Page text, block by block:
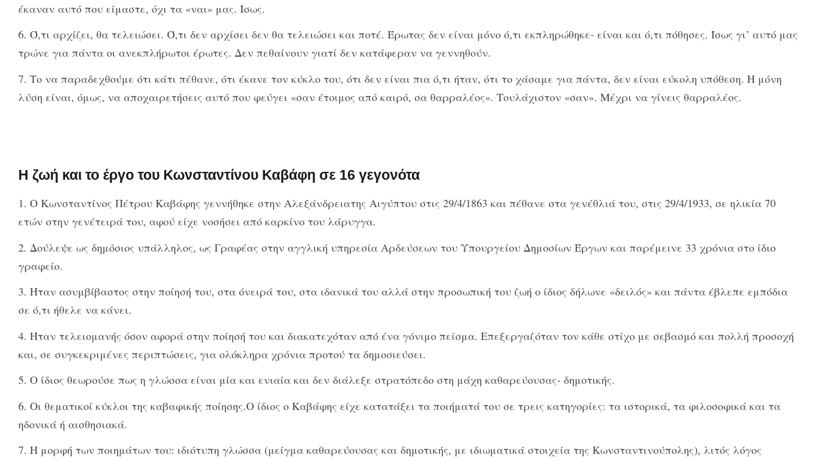
έκαναν αυτό που είμαστε, όχι τα «ναι» μας. Ίσως.
6. Ό,τι αρχίζει, θα τελειώσει. Ό,τι δεν αρχίσει δεν θα τελειώσει και ποτέ. Έρωτας δεν είναι μόνο ό,τι εκπληρώθηκε- είναι και ό,τι πόθησες. Ίσως γι’ αυτό μας
τρώνε για πάντα οι ανεκπλήρωτοι έρωτες. Δεν πεθαίνουν γιατί δεν κατάφεραν να γεννηθούν.
7. Το να παραδεχθούμε ότι κάτι πέθανε, ότι έκανε τον κύκλο του, ότι δεν είναι πια ό,τι ήταν, ότι το χάσαμε για πάντα, δεν είναι εύκολη υπόθεση. Η μόνη
λύση είναι, όμως, να αποχαιρετήσεις αυτό που φεύγει «σαν έτοιμος από καιρό, σα θαρραλέος». Τουλάχιστον «σαν». Μέχρι να γίνεις θαρραλέος.
Η ζωή και το έργο του Κωνσταντίνου Καβάφη σε 16 γεγονότα
1. O Κωνσταντίνος Πέτρου Καβάφης γεννήθηκε στην Αλεξάνδρειατης Αιγύπτου στις 29/4/1863 και πέθανε στα γενέθλιά του, στις 29/4/1933, σε ηλικία 70
ετών στην γενέτειρά του, αφού είχε νοσήσει από καρκίνο του λάρυγγα.
2. Δούλεψε ως δημόσιος υπάλληλος, ως Γραφέας στην αγγλική υπηρεσία Αρδεύσεων του Υπουργείου Δημοσίων Έργων και παρέμεινε 33 χρόνια στο ίδιο
γραφείο.
3. Ήταν ασυμβίβαστος στην ποίησή του, στα όνειρά του, στα ιδανικά του αλλά στην προσωπική του ζωή ο ίδιος δήλωνε «δειλός» και πάντα έβλεπε εμπόδια
σε ό,τι ήθελε να κάνει.
4. Ήταν τελειομανής όσον αφορά στην ποίησή του και διακατεχόταν από ένα γόνιμο πείσμα. Επεξεργαζόταν τον κάθε στίχο με σεβασμό και πολλή προσοχή
και, σε συγκεκριμένες περιπτώσεις, για ολόκληρα χρόνια προτού τα δημοσιεύσει.
5. Ο ίδιος θεωρούσε πως η γλώσσα είναι μία και ενιαία και δεν διάλεξε στρατόπεδο στη μάχη καθαρεύουσας- δημοτικής.
6. Οι θεματικοί κύκλοι της καβαφικής ποίησης.Ο ίδιος ο Καβάφης είχε κατατάξει τα ποιήματά του σε τρεις κατηγορίες: τα ιστορικά, τα φιλοσοφικά και τα
ηδονικά ή αισθησιακά.
7. Η μορφή των ποιημάτων του: ιδιότυπη γλώσσα (μείγμα καθαρεύουσας και δημοτικής, με ιδιωματικά στοιχεία της Κωνσταντινούπολης), λιτός λόγος